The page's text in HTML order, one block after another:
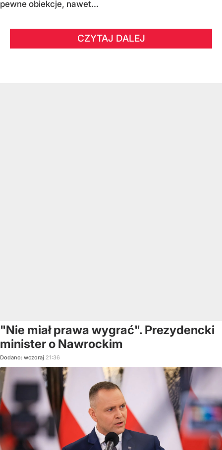
pewne obiekcje, nawet...
CZYTAJ DALEJ
"Nie miał prawa wygrać". Prezydencki
minister o Nawrockim
Dodano: wczoraj 21:36